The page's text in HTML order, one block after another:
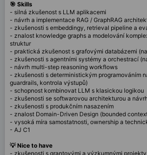
🎯 Skills
- silná zkušenost s LLM aplikacemi
- návrh a implementace RAG / GraphRAG
- zkušenosti s embeddingy, retrieval pipeline a
- znalost knowledge graphs a modelování
struktur
- praktická zkušenost s grafovými databázemi
- zkušenosti s agentními systémy a orchestrací
- návrh multi-step reasoning workflows
- zkušenosti s deterministickým programováním
guardrails, kontrola výstupů)
- schopnost kombinovat LLM s klasickou logikou
- zkušenosti se softwarovou architekturou a
- zkušenosti s produkčním nasazením
- znalost Domain-Driven Design (bounded
- vysoká míra samostatnosti, ownership a
- AJ C1
💡 Nice to have
- zkušenosti s grantovými a výzkumnými projekty